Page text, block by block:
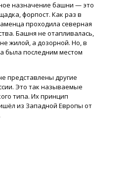
назначение башни — это
форпост. Как раз в
проходила северная
Башня не отапливалась,
жилой, а дозорной. Но, в
была последним местом
представлены другие
Это так называемые
типа. Их принцип
из Западной Европы от